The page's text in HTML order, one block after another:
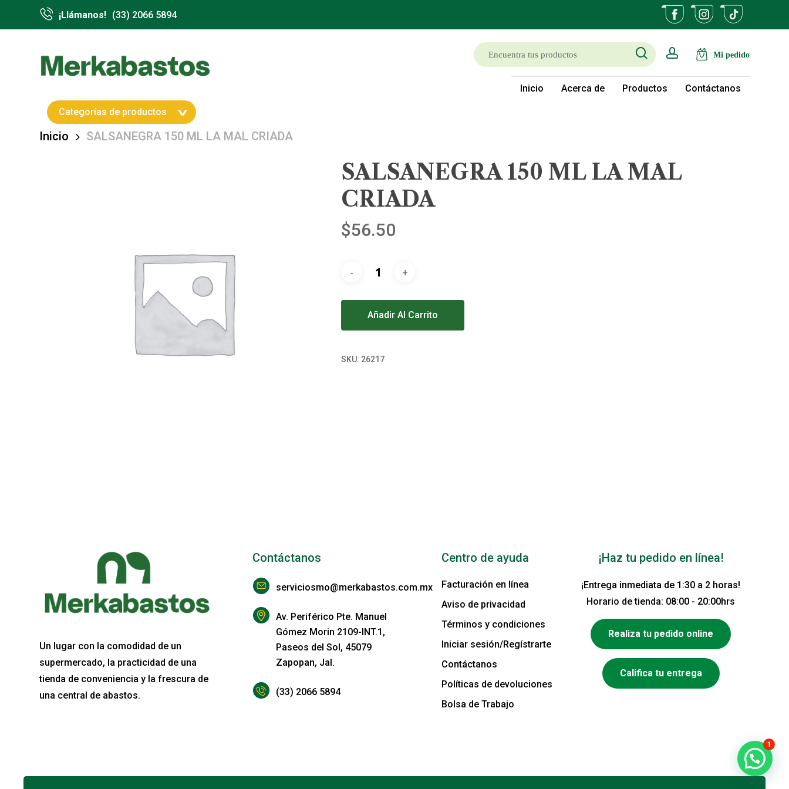
¡Llámanos! (33) 2066 5894
Hit enter to search or ESC to close
Categorías de productos
Inicio Acerca de Productos Contáctanos
searchaccount
Inicio SALSANEGRA 150 ML LA MAL CRIADA
SALSANEGRA 150 ML LA MAL
CRIADA
$56.50
Añadir Al Carrito
SKU: 26217
Un lugar con la comodidad de un
supermercado, la practicidad de una
tienda de conveniencia y la frescura de
una central de abastos.
Contáctanos
serviciosmo@merkabastos.com.mx
Av. Periférico Pte. Manuel
Gómez Morin 2109-INT.1,
Paseos del Sol, 45079
Zapopan, Jal.
(33) 2066 5894
Centro de ayuda
Facturación en línea
Aviso de privacidad
Términos y condiciones
Iniciar sesión/Regístrarte
Contáctanos
Políticas de devoluciones
Bolsa de Trabajo
¡Haz tu pedido en línea!
¡Entrega inmediata de 1:30 a 2 horas!
Horario de tienda: 08:00 - 20:00hrs
Realiza tu pedido online
Califica tu entrega
1